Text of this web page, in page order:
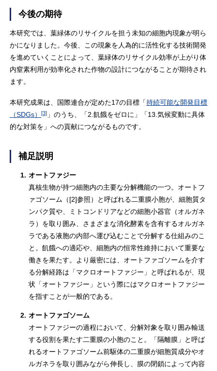
今後の期待
本研究では、葉緑体のリサイクルを担う未知の細胞内現象が明ら
かになりました。今後、この現象を人為的に活性化する技術開発
を進めていくことによって、葉緑体のリサイクル効率が上がり体
内窒素利用が効率化された作物の設計につながることが期待され
ます。
本研究成果は、国際連合が定めた17の目標「持続可能な開発目標
（SDGs）
[3] 」のうち、「2.飢餓をゼロに」「13.気候変動に具体
的な対策を」への貢献につながるものです。
補足説明
1. オートファジー
真核生物が持つ細胞内の主要な分解機能の一つ。オートフ
ァゴソーム（[2]参照）と呼ばれる二重膜小胞が、細胞質タ
ンパク質や、ミトコンドリアなどの細胞小器官（オルガネ
ラ）を取り囲み、さまざまな消化酵素を含有するオルガネ
ラである液胞の内部へ運び込むことで分解する仕組みのこ
と。飢餓への適応や、細胞内の恒常性維持において重要な
働きを果たす。より厳密には、オートファゴソームを介す
る分解経路は「マクロオートファジー」と呼ばれるが、現
状「オートファジー」という際にはマクロオートファジー
を指すことが一般的である。
2. オートファゴソーム
オートファジーの過程において、分解対象を取り囲み輸送
する役割を果たす二重膜の小胞のこと。「隔離膜」と呼ば
れるオートファゴソーム前駆体の二重膜が細胞質成分やオ
ルガネラを取り囲みながら伸長し、膜の閉鎖によって内容